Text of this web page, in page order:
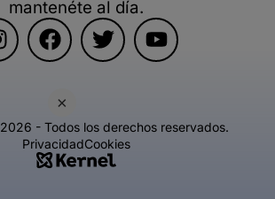
×
mantenéte al día.
- Todos los derechos reservados.
PrivacidadCookies